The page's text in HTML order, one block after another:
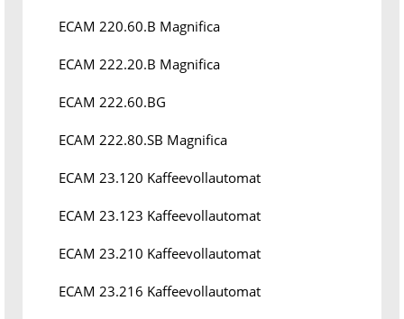
ECAM 220.60.B Magnifica
ECAM 222.20.B Magnifica
ECAM 222.60.BG
ECAM 222.80.SB Magnifica
ECAM 23.120 Kaffeevollautomat
ECAM 23.123 Kaffeevollautomat
ECAM 23.210 Kaffeevollautomat
ECAM 23.216 Kaffeevollautomat